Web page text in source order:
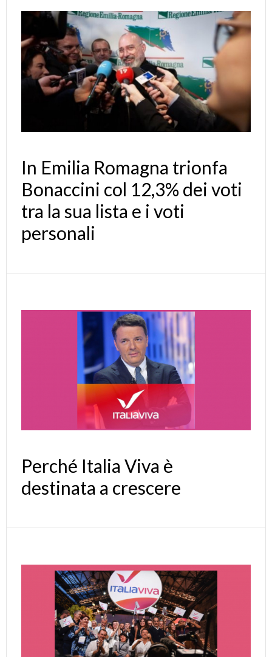
In Emilia Romagna trionfa
Bonaccini col 12,3% dei voti
tra la sua lista e i voti
personali
Perché Italia Viva è
destinata a crescere